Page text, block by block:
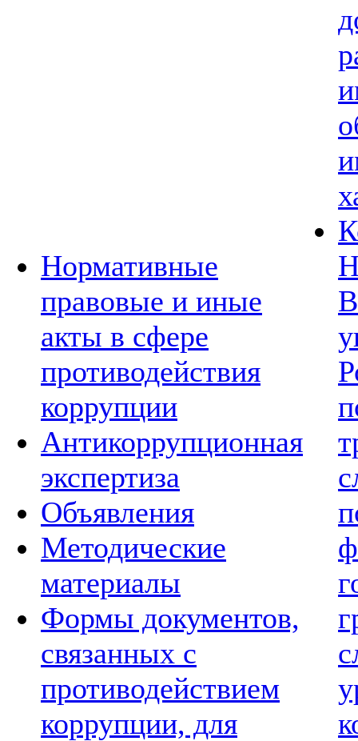
Нормативные
правовые и иные
акты в сфере
противодействия
коррупции
Антикоррупционная
экспертиза
Объявления
Методические
материалы
Формы документов,
связанных с
противодействием
коррупции, для